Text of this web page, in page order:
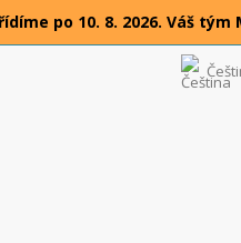
po 10. 8. 2026. Váš tým